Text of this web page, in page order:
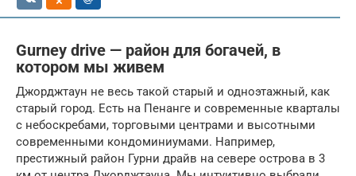
Gurney drive — район для богачей, в
котором мы живем
Джорджтаун не весь такой старый и одноэтажный, как
старый город. Есть на Пенанге и современные кварталы
с небоскребами, торговыми центрами и высотными
современными кондоминиумами. Например,
престижный район Гурни драйв на севере острова в 3